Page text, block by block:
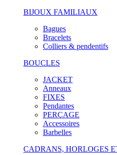
BIJOUX FAMILIAUX
Bagues
Bracelets
Colliers & pendentifs
BOUCLES
JACKET
Anneaux
FIXES
Pendantes
PERÇAGE
Accessoires
Barbelles
CADRANS, HORLOGES